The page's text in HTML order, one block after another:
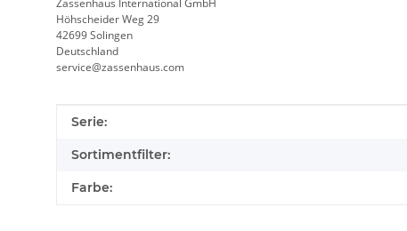
Zassenhaus International GmbH
Höhscheider Weg 29
42699 Solingen
Deutschland
service@zassenhaus.com
Produkteigenschaft
Wert
Serie:
Sortimentfilter:
Farbe: